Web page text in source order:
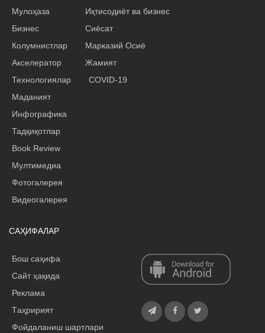
Мулоҳаза
Бизнес
Колумнистлар
Акселератор
Иқтисодиёт ва бизнес
Сиёсат
Марказий Осиё
Жамият
Технологиялар
Маданият
Инфографика
Тадқиқотлар
Book Review
Мултимедиа
Фотогалерея
Видеогалерея
COVID-19
САҲИФАЛАР
Бош саҳифа
Сайт ҳақида
Реклама
Tаҳририят
Фойдаланиш шартлари